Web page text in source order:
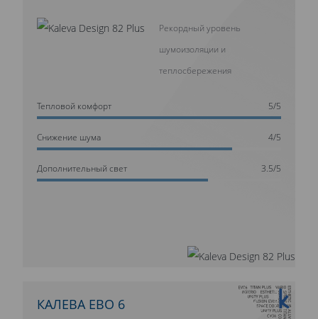
Рекордный уровень
шумоизоляции и
теплосбережения
Тепловой комфорт 5/5
Cнижение шума 4/5
Дополнительный свет 3.5/5
КАЛЕВА ЕВО 6